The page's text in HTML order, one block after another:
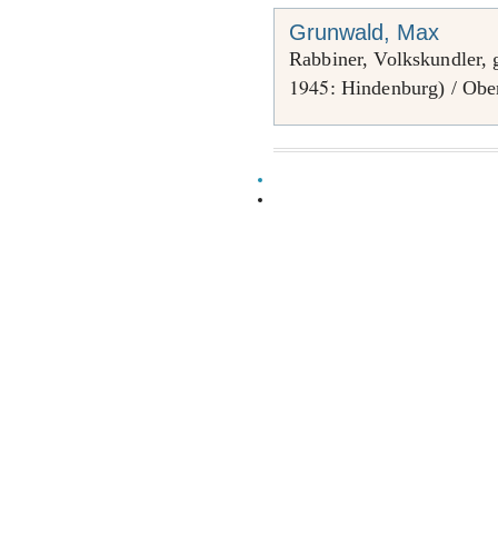
Grunwald, Max
Rabbiner, Volkskundler,
1945: Hindenburg) /